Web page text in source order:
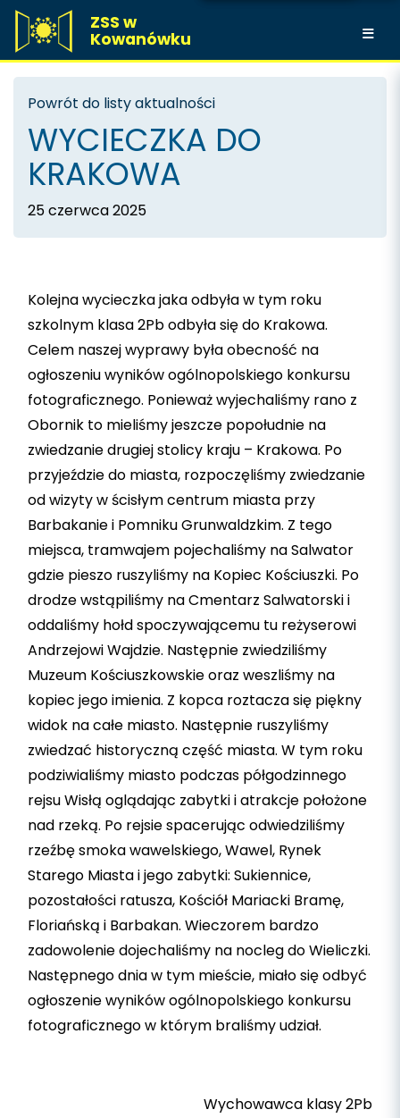
ZSS w
Kowanówku
Powrót do listy aktualności
WYCIECZKA DO
KRAKOWA
25 czerwca 2025
Kolejna wycieczka jaka odbyła w tym roku
szkolnym klasa 2Pb odbyła się do Krakowa.
Celem naszej wyprawy była obecność na
ogłoszeniu wyników ogólnopolskiego konkursu
fotograficznego. Ponieważ wyjechaliśmy rano z
Obornik to mieliśmy jeszcze popołudnie na
zwiedzanie drugiej stolicy kraju – Krakowa. Po
przyjeździe do miasta, rozpoczęliśmy zwiedzanie
od wizyty w ścisłym centrum miasta przy
Barbakanie i Pomniku Grunwaldzkim. Z tego
miejsca, tramwajem pojechaliśmy na Salwator
gdzie pieszo ruszyliśmy na Kopiec Kościuszki. Po
drodze wstąpiliśmy na Cmentarz Salwatorski i
oddaliśmy hołd spoczywającemu tu reżyserowi
Andrzejowi Wajdzie. Następnie zwiedziliśmy
Muzeum Kościuszkowskie oraz weszliśmy na
kopiec jego imienia. Z kopca roztacza się piękny
widok na całe miasto. Następnie ruszyliśmy
zwiedzać historyczną część miasta. W tym roku
podziwialiśmy miasto podczas półgodzinnego
rejsu Wisłą oglądając zabytki i atrakcje położone
nad rzeką. Po rejsie spacerując odwiedziliśmy
rzeźbę smoka wawelskiego, Wawel, Rynek
Starego Miasta i jego zabytki: Sukiennice,
pozostałości ratusza, Kościół Mariacki Bramę,
Floriańską i Barbakan. Wieczorem bardzo
zadowolenie dojechaliśmy na nocleg do Wieliczki.
Następnego dnia w tym mieście, miało się odbyć
ogłoszenie wyników ogólnopolskiego konkursu
fotograficznego w którym braliśmy udział.
Wychowawca klasy 2Pb